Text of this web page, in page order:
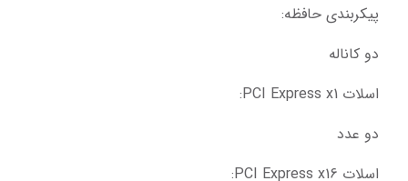
پیکربندی حافظه:
دو کاناله
اسلات PCI Express x1:
دو عدد
اسلات PCI Express x16: